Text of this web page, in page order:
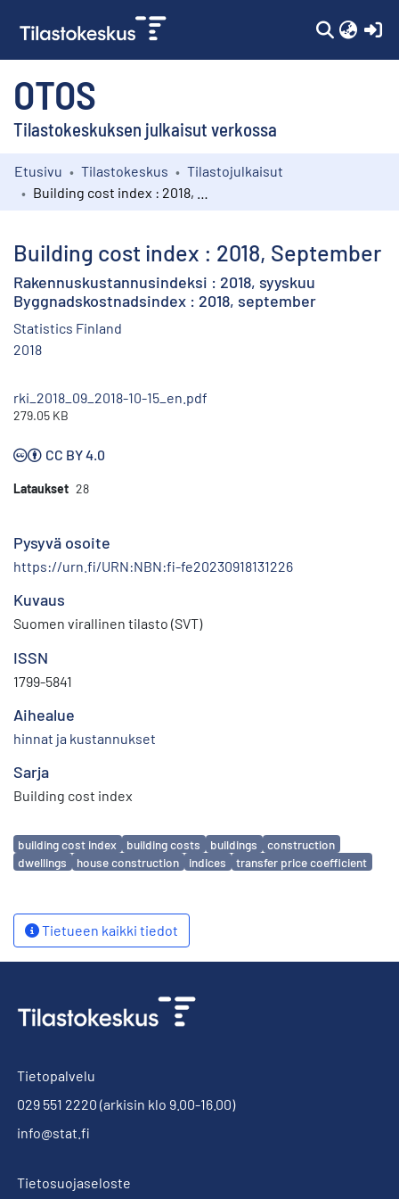
OTOS
Tilastokeskuksen julkaisut verkossa
Kokoelmat
Etusivu Tilastokeskus
Tilastojulkaisut
Building cost index : 2018, September
Rakennuskustannusindeksi : 2018, syyskuu
Byggnadskostnadsindex : 2018, september
Statistics Finland
2018
rki_2018_09_2018-10-15_en.pdf
279.05 KB
CC BY 4.0
Lataukset 28
Pysyvä osoite
https://urn.fi/URN:NBN:fi-fe20230918131226
Kuvaus
Suomen virallinen tilasto (SVT)
ISSN
1799-5841
Aihealue
hinnat ja kustannukset
Sarja
Building cost index
Avainsanat
building cost index building costs buildings
construction
dwellings
house construction indices transfer price coefficient
Tietueen kaikki tiedot
Tietopalvelu
029 551 2220 (arkisin klo 9.00-16.00)
info@stat.fi
Tietosuojaseloste